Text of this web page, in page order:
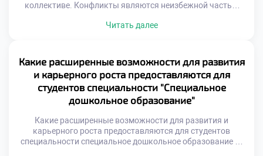
коллективе. Конфликты являются неизбежной частью
мирно отличает профессионала от новичка. Грамотная
участниками образовательного процесса. Его задача —
не подавить конфликт, а направить его энергию.
Эмоциональный интеллект становится […]
Читать далее
Какие расширенные возможности для развития
и карьерного роста предоставляются для
студентов специальности "Специальное
дошкольное образование"
Какие расширенные возможности для развития и
карьерного роста предоставляются для студентов
специальности специальное дошкольное образование —